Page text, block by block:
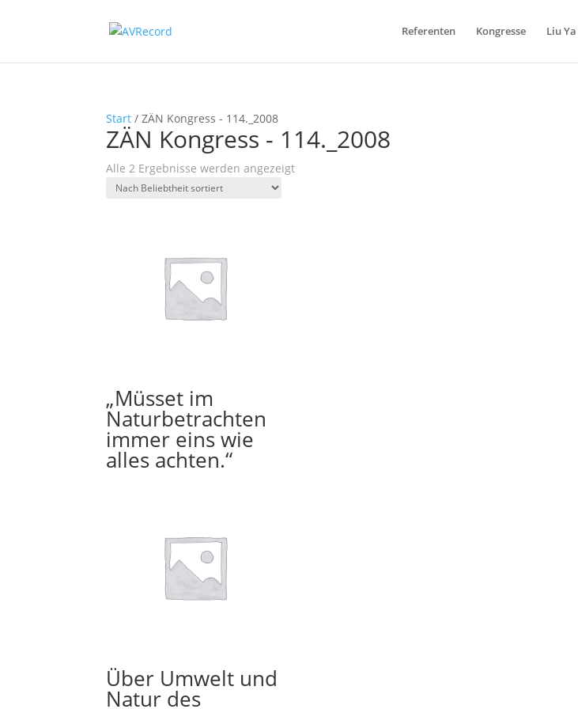
Referenten Kongresse Liu
Start / ZÄN Kongress - 114._2008
ZÄN Kongress - 114._2008
Alle 2 Ergebnisse werden angezeigtNach
„Müsset im
Naturbetrachten
immer eins wie
alles achten.“
Über Umwelt und
Natur des